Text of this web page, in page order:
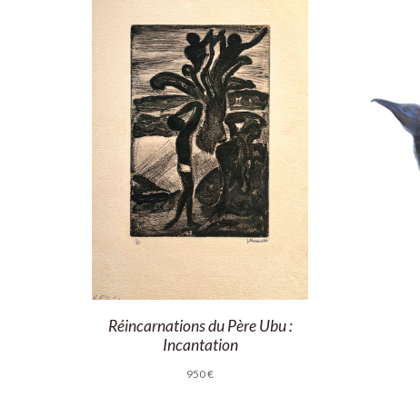
Réincarnations du Père Ubu :
Incantation
950€